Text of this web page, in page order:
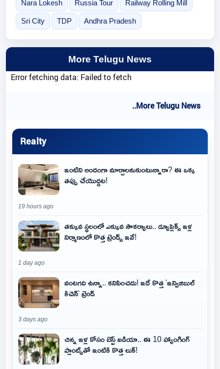
Nara Lokesh Russia Tour Railway Rolling Mill
Sri City TDP Andhra Pradesh
More Telugu News
Error fetching data: Failed to fetch
..More Telugu News
Realty
ఇంటిని అందంగా మార్చాలనుకుంటున్నారా? ఈ ఒక్క
తప్పు చేయొద్దట!
19 hours ago
తక్కువ స్థలంలో ఎక్కువ సౌకర్యాలు.. డ్యూప్లెక్స్ ఇళ్ల
నిర్మాణంలో కొత్త ట్రెండ్స్ ఇవే!
1 day ago
వంటగది ఉన్నా.. కనిపించదు! ఇదే కొత్త 'ఇన్విజిబుల్
కిచెన్' ట్రెండ్
3 days ago
చిన్న ఇళ్ల కోసం బెస్ట్ ఐడియా.. ఈ 10 హ్యాంగింగ్
ప్లాంట్స్‌తో ఇంటికి కొత్త లుక్!